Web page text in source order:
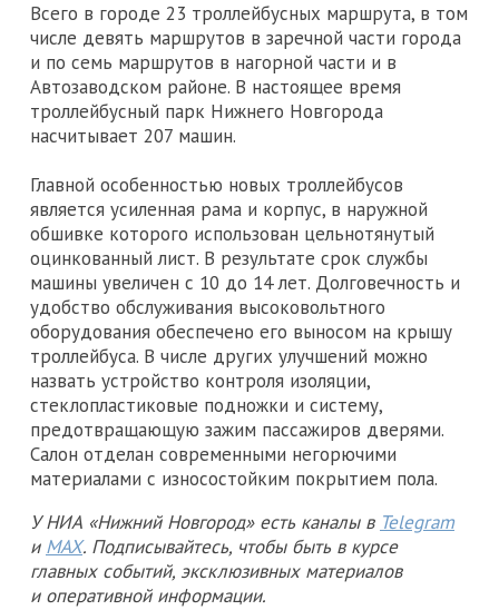
Всего в городе 23 троллейбусных маршрута, в том
числе девять маршрутов в заречной части города
и по семь маршрутов в нагорной части и в
Автозаводском районе. В настоящее время
троллейбусный парк Нижнего Новгорода
насчитывает 207 машин.
Главной особенностью новых троллейбусов
является усиленная рама и корпус, в наружной
обшивке которого использован цельнотянутый
оцинкованный лист. В результате срок службы
машины увеличен с 10 до 14 лет. Долговечность и
удобство обслуживания высоковольтного
оборудования обеспечено его выносом на крышу
троллейбуса. В числе других улучшений можно
назвать устройство контроля изоляции,
стеклопластиковые подножки и систему,
предотвращающую зажим пассажиров дверями.
Салон отделан современными негорючими
материалами с износостойким покрытием пола.
У НИА «Нижний Новгород» есть каналы в Telegram
и MAX. Подписывайтесь, чтобы быть в курсе
главных событий, эксклюзивных материалов
и оперативной информации.